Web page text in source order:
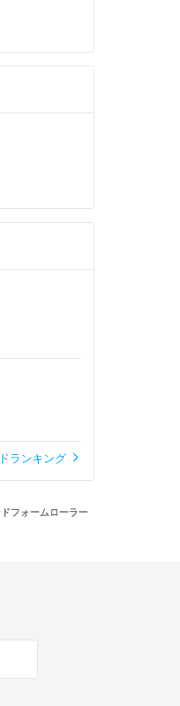
ランキング
フォームローラー